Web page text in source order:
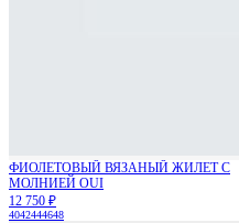
ФИОЛЕТОВЫЙ ВЯЗАНЫЙ ЖИЛЕТ С
МОЛНИЕЙ OUI
12 750 ₽
4042444648